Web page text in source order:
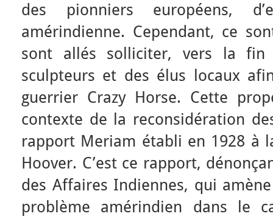
des pionniers européens,
amérindienne. Cependant, ce
sont allés solliciter, vers la fin
sculpteurs et des élus locaux
guerrier Crazy Horse. Cette
contexte de la reconsidération
rapport Meriam établi en 1928 à
Hoover. C’est ce rapport,
des Affaires Indiennes, qui
problème amérindien dans le